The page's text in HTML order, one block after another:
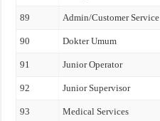
89 Admin/Customer Service
90 Dokter Umum
91 Junior Operator
92 Junior Supervisor
93 Medical Services